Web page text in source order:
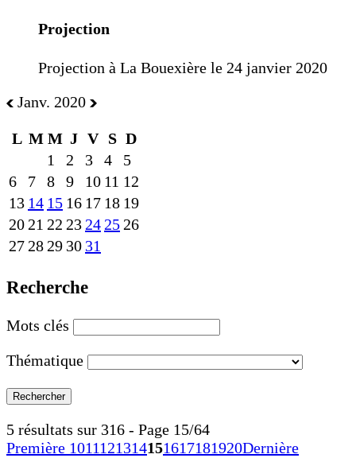
Projection
Projection à La Bouexière le 24 janvier 2020
Janv. 2020
L M M J V S D
1
2 3 4
5
6
7 8 9 10 11 12
13 14 15 16 17 18 19
2021 22 23242526
272829 30 31
Recherche
Mots clés
Thématique
5 résultats sur 316 - Page 15/64
Première 1011121314151617181920Dernière